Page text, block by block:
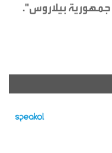
بيلاروس".